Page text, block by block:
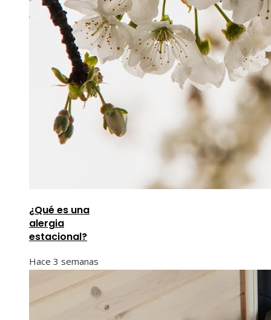
¿Qué es una
alergia
estacional?
Hace 3 semanas